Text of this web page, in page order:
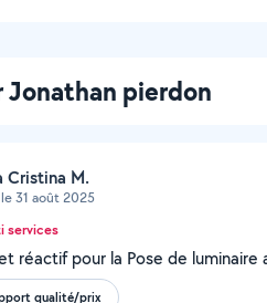
Jonathan pierdon
Cristina M.
31 août 2025
services
réactif pour la Pose de luminaire
qualité/prix